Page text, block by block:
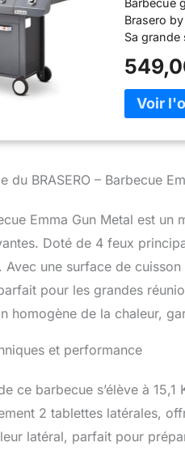
Barbecue
Brasero
Sa
du BRASERO – Barbecue
Emma Gun Metal est
Doté de 4 feux
Avec une surface de
pour les grandes
homogène de la chaleur,
et performance
ce barbecue s’élève à
2 tablettes latérales,
latéral, parfait pour